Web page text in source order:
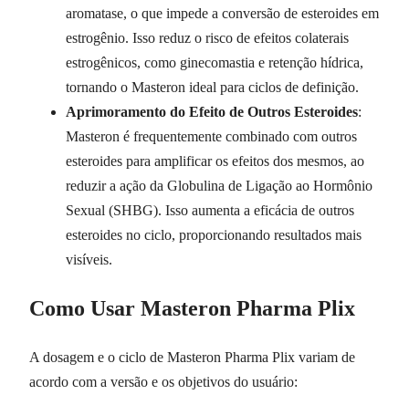
aromatase, o que impede a conversão de esteroides em
estrogênio. Isso reduz o risco de efeitos colaterais
estrogênicos, como ginecomastia e retenção hídrica,
tornando o Masteron ideal para ciclos de definição.
Aprimoramento do Efeito de Outros Esteroides:
Masteron é frequentemente combinado com outros
esteroides para amplificar os efeitos dos mesmos, ao
reduzir a ação da Globulina de Ligação ao Hormônio
Sexual (SHBG). Isso aumenta a eficácia de outros
esteroides no ciclo, proporcionando resultados mais
visíveis.
Como Usar Masteron Pharma Plix
A dosagem e o ciclo de Masteron Pharma Plix variam de
acordo com a versão e os objetivos do usuário: